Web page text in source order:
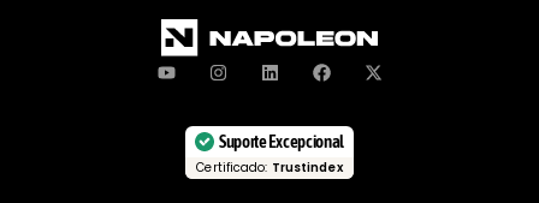
Suporte Excepcional
Certificado: Trustindex